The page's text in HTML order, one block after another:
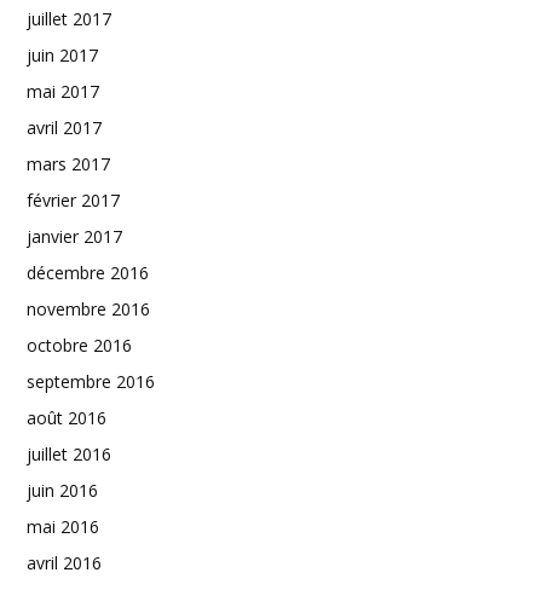
juillet 2017
juin 2017
mai 2017
avril 2017
mars 2017
février 2017
janvier 2017
décembre 2016
novembre 2016
octobre 2016
septembre 2016
août 2016
juillet 2016
juin 2016
mai 2016
avril 2016